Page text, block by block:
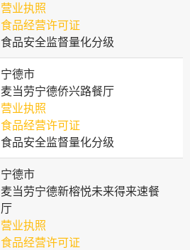
营业执照
食品经营许可证
食品安全监督量化分级
宁德市
麦当劳宁德侨兴路餐厅
营业执照
食品经营许可证
食品安全监督量化分级
宁德市
麦当劳宁德新榕悦未来得来速餐
厅
营业执照
食品经营许可证